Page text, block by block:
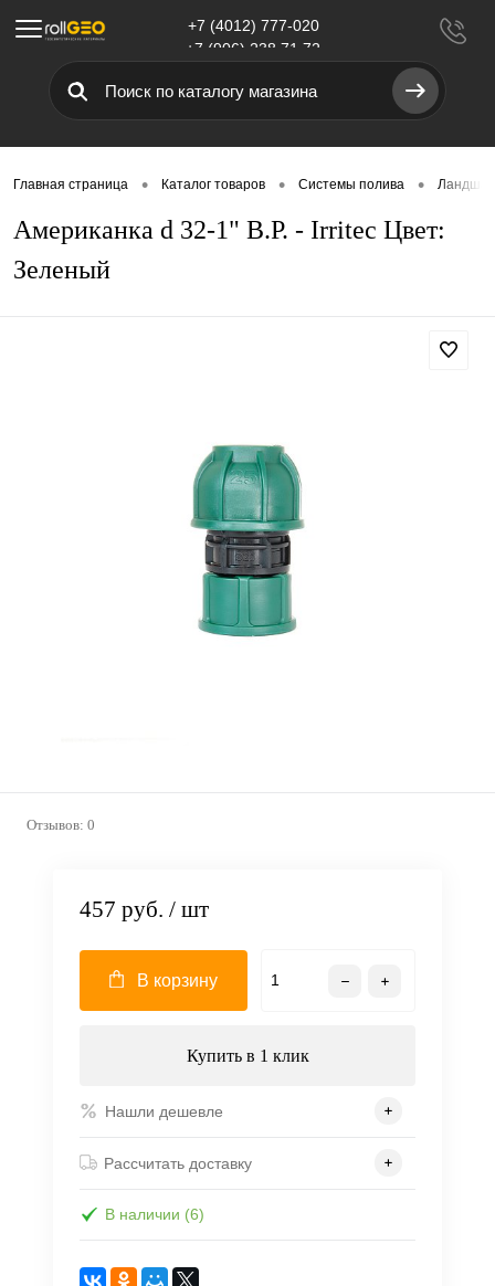
Меню
+7 (4012) 777-020
+7 (906) 238 71 72
Главная страница • Каталог товаров • Системы полива •
Американка d 32-1" В.Р. - Irritec Цвет:
Зеленый
Отзывов: 0
457 руб. / шт
В корзину
Купить в 1 клик
Нашли дешевле
Рассчитать доставку
В наличии (6)